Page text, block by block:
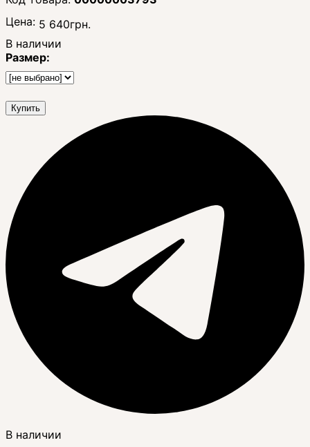
Цена: 5 640грн.
В наличии
Размер:
Купить
В наличии